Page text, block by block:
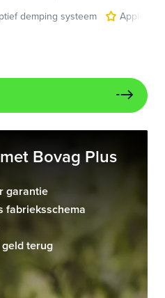
demping systeem
Apple
Bovag Plus
garantie
fabrieksschema
geld terug